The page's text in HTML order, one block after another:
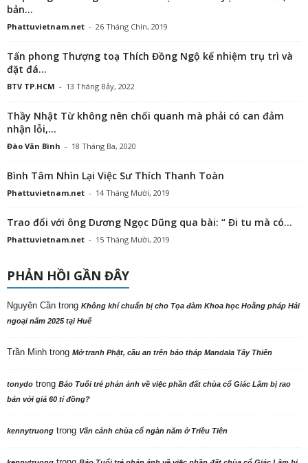
bản...
Phattuvietnam.net - 26 Tháng Chín, 2019
Tấn phong Thượng toạ Thích Đồng Ngộ kế nhiệm trụ trì và
đặt đá...
BTV TP.HCM - 13 Tháng Bảy, 2022
Thầy Nhật Từ không nên chối quanh mà phải có can đảm
nhận lỗi,...
Đào Văn Bình - 18 Tháng Ba, 2020
Bình Tâm Nhìn Lại Việc Sư Thích Thanh Toàn
Phattuvietnam.net - 14 Tháng Mười, 2019
Trao đổi với ông Dương Ngọc Dũng qua bài: “ Đi tu mà có...
Phattuvietnam.net - 15 Tháng Mười, 2019
PHẢN HỒI GẦN ĐÂY
Nguyên Cần trong Không khí chuẩn bị cho Tọa đàm Khoa học Hoằng pháp Hải
ngoại năm 2025 tại Huế
Trần Minh trong Mở tranh Phật, cầu an trên bảo tháp Mandala Tây Thiên
tonydo trong Báo Tuổi trẻ phản ảnh về việc phần đất chùa cổ Giác Lâm bị rao
bán với giá 60 tỉ đồng?
kennytruong trong Vãn cảnh chùa cổ ngàn năm ở Triều Tiên